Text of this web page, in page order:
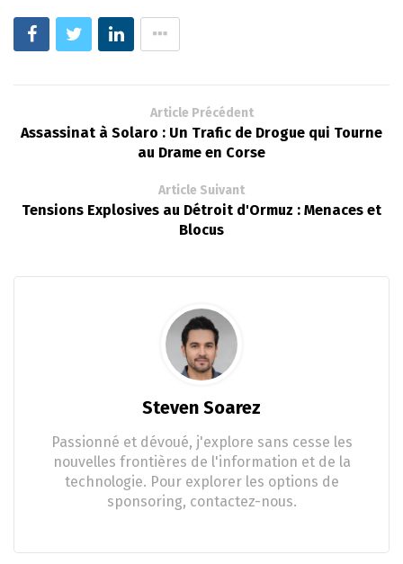
Article Précédent
Assassinat à Solaro : Un Trafic de Drogue qui Tourne
au Drame en Corse
Article Suivant
Tensions Explosives au Détroit d'Ormuz : Menaces et
Blocus
Steven Soarez
Passionné et dévoué, j'explore sans cesse les
nouvelles frontières de l'information et de la
technologie. Pour explorer les options de
sponsoring, contactez-nous.